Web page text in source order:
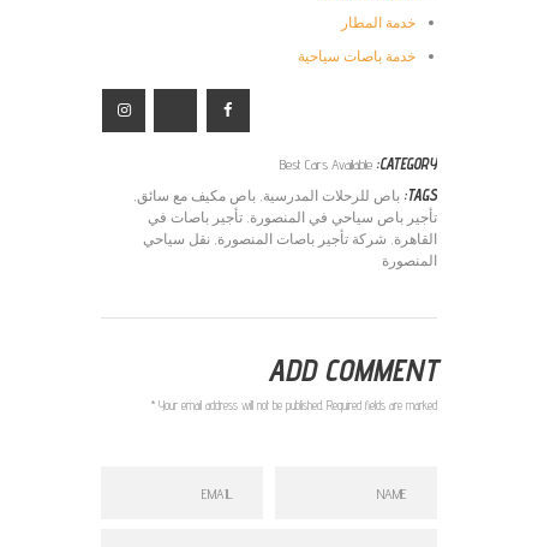
خدمة المطار
خدمة باصات سياحية
CATEGORY:
Best Cars Available
TAGS: باص للرحلات المدرسية باص مكيف مع سائق
تأجير باص سياحي في المنصورة تأجير باصات في
القاهرة شركة تأجير باصات المنصورة نقل سياحي
المنصورة
ADD COMMENT
Your email address will not be published. Required fields are marked *